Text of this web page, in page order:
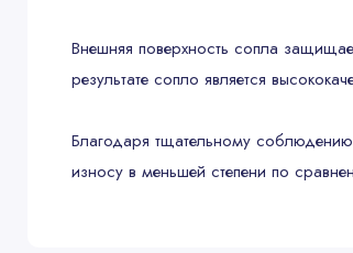
Внешняя поверхность сопла
результате сопло является
Благодаря тщательному соблюдению
износу в меньшей степени по